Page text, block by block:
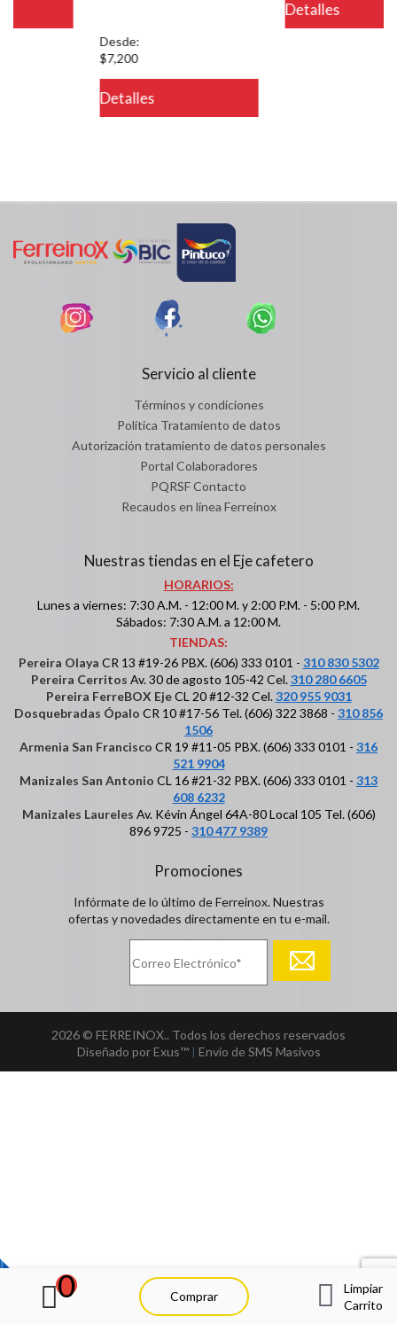
0 Comprar
Limpiar
Carrito
Servicio al cliente
Términos y condiciones
Política Tratamiento de datos
Autorización tratamiento de datos personales
Portal Colaboradores
PQRSF Contacto
Recaudos en línea Ferreinox
Nuestras tiendas en el Eje cafetero
HORARIOS:
Lunes a viernes: 7:30 A.M. - 12:00 M. y 2:00 P.M. - 5:00 P.M.
Sábados: 7:30 A.M. a 12:00 M.
TIENDAS:
Pereira Olaya CR 13 #19-26 PBX. (606) 333 0101 - 310 830 5302
Pereira Cerritos Av. 30 de agosto 105-42 Cel.310 280 6605
Pereira FerreBOX EjeCL 20 #12-32 Cel.320 955 9031
Dosquebradas Ópalo CR 10 #17-56 Tel. (606) 322 3868 - 310 856
1506
Armenia San Francisco CR 19 #11-05 PBX. (606) 333 0101 - 316
521 9904
Manizales San Antonio CL 16 #21-32 PBX. (606) 333 0101 - 313
608 6232
Manizales Laureles Av. Kévin Ángel 64A-80 Local 105 Tel. (606)
896 9725 - 310 477 9389
Promociones
Infórmate de lo último de Ferreinox. Nuestras
ofertas y novedades directamente en tu e-mail.
2026 © FERREINOX.. Todos los derechos reservados
Diseñado por Exus™| Envío de SMS Masivos